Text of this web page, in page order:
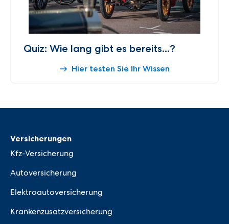
Quiz: Wie lang gibt es bereits...?
Hier testen Sie Ihr Wissen
Versicherungen
Kfz-Versicherung
Autoversicherung
Elektroautoversicherung
Krankenzusatzversicherung